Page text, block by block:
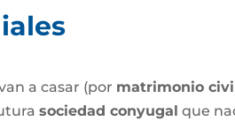
a casar (por matrimonio
sociedad conyugal que